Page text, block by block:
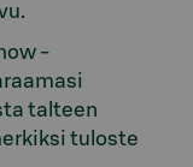
-
talteen
tuloste